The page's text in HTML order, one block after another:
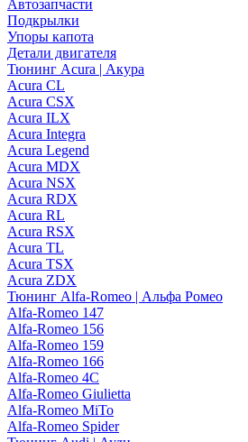
Автозапчасти
Подкрылки
Упоры капота
Детали двигателя
Тюнинг Acura | Акура
Acura CL
Acura CSX
Acura ILX
Acura Integra
Acura Legend
Acura MDX
Acura NSX
Acura RDX
Acura RL
Acura RSX
Acura TL
Acura TSX
Acura ZDX
Тюнинг Alfa-Romeo | Альфа Ромео
Alfa-Romeo 147
Alfa-Romeo 156
Alfa-Romeo 159
Alfa-Romeo 166
Alfa-Romeo 4C
Alfa-Romeo Giulietta
Alfa-Romeo MiTo
Alfa-Romeo Spider